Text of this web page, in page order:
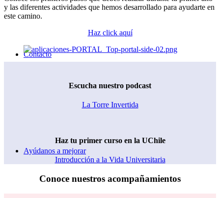
Contacto
Ayúdanos a mejorar
y las diferentes actividades que hemos desarrollado para ayudarte en
este camino.
Haz click aquí
Escucha nuestro podcast
La Torre Invertida
Haz tu primer curso en la UChile
Introducción a la Vida Universitaria
Conoce nuestros acompañamientos